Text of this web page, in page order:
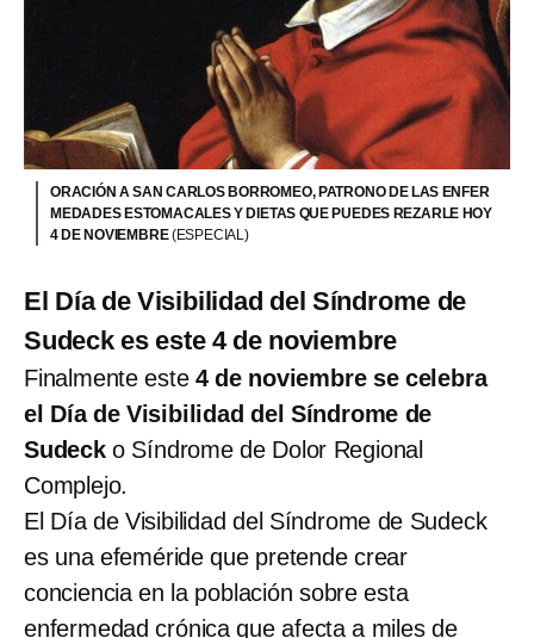
ORACIÓN A SAN CARLOS BORROMEO, PATRONO DE LAS ENFER
MEDADES ESTOMACALES Y DIETAS QUE PUEDES REZARLE HOY
4 DE NOVIEMBRE(ESPECIAL)
El Día de Visibilidad del Síndrome de
Sudeck es este 4 de noviembre
Finalmente este 4 de noviembre se celebra
el Día de Visibilidad del Síndrome de
Sudecko Síndrome de Dolor Regional
Complejo.
El Día de Visibilidad del Síndrome de Sudeck
es una efeméride que pretende crear
conciencia en la población sobre esta
enfermedad crónica que afecta a miles de